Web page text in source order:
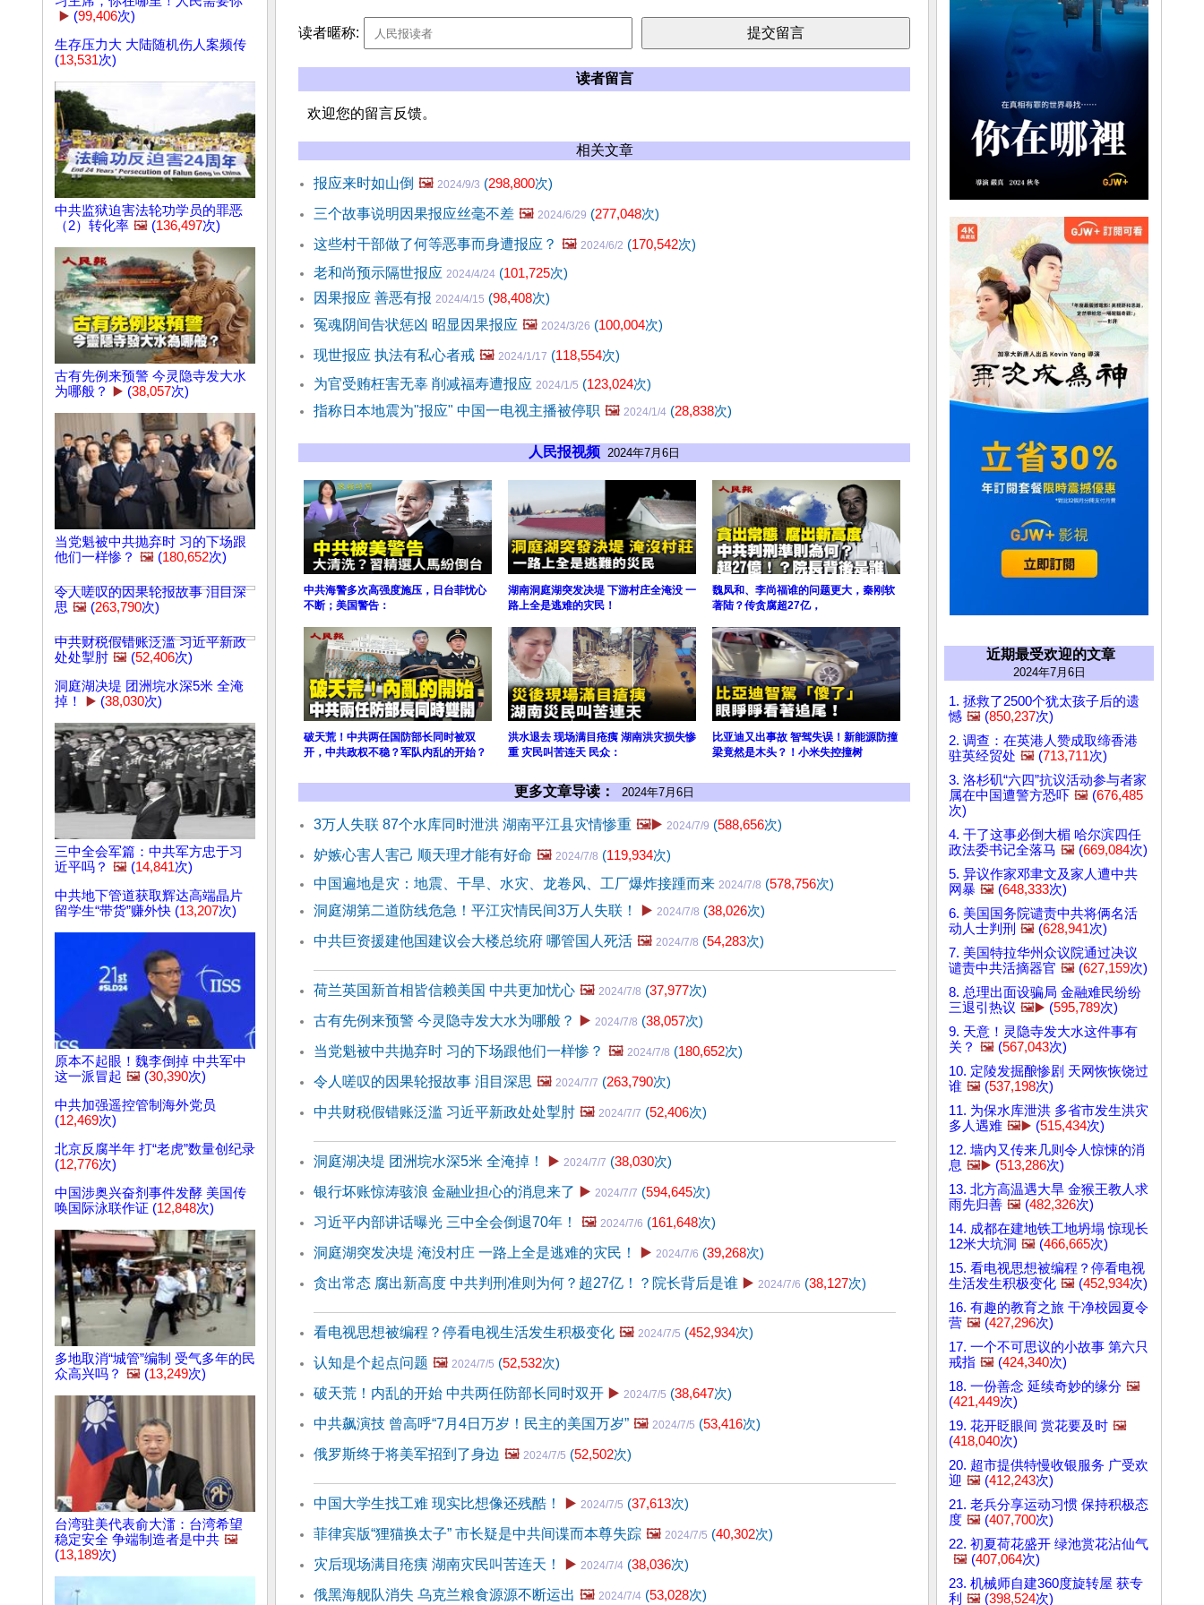
▶️ (99,406次)
生存压力大 大陆随机伤人案频传
(13,531次)
中共监狱迫害法轮功学员的罪恶
（2）转化率 🖼️ (136,497次)
古有先例来预警 今灵隐寺发大水
为哪般？
▶️ (38,057次)
当党魁被中共抛弃时 习的下场跟
他们一样惨？ 🖼️ (180,652次)
令人嗟叹的因果轮报故事 泪目深
思 🖼️ (263,790次)
中共财税假错账泛滥 习近平新政
处处掣肘 🖼️ (52,406次)
洞庭湖决堤 团洲垸水深5米 全淹
掉！
▶️ (38,030次)
三中全会军篇：中共军方忠于习
近平吗？ 🖼️ (14,841次)
中共地下管道获取辉达高端晶片
留学生“带货”赚外快 (13,207次)
原本不起眼！魏李倒掉 中共军中
这一派冒起 🖼️ (30,390次)
中共加强遥控管制海外党员
(12,469次)
北京反腐半年 打“老虎”数量创纪录
(12,776次)
中国涉奥兴奋剂事件发酵 美国传
唤国际泳联作证 (12,848次)
多地取消“城管”编制 受气多年的民
众高兴吗？ 🖼️ (13,249次)
台湾驻美代表俞大㵢：台湾希望
稳定安全 争端制造者是中共 🖼️
(13,189次)
读者暱称:
读者留言
欢迎您的留言反馈。
相关文章
报应来时如山倒 🖼️ 2024/9/3 (298,800次)
三个故事说明因果报应丝毫不差 🖼️ 2024/6/29 (277,048次)
这些村干部做了何等恶事而身遭报应？ 🖼️ 2024/6/2 (170,542次)
老和尚预示隔世报应 2024/4/24 (101,725次)
因果报应 善恶有报 2024/4/15 (98,408次)
冤魂阴间告状惩凶 昭显因果报应 🖼️ 2024/3/26 (100,004次)
现世报应 执法有私心者戒 🖼️ 2024/1/17 (118,554次)
为官受贿枉害无辜 削减福寿遭报应 2024/1/5 (123,024次)
指称日本地震为"报应" 中国一电视主播被停职 🖼️ 2024/1/4 (28,838次)
人民报视频 2024年7月6日
中共海警多次高强度施压，日台菲忧心
不断；美国警告：
湖南洞庭湖突发决堤 下游村庄全淹没 一
路上全是逃难的灾民！
魏凤和、李尚福谁的问题更大，秦刚软
著陆？传贪腐超27亿，
破天荒！中共两任国防部长同时被双
开，中共政权不稳？军队内乱的开始？
洪水退去 现场满目疮痍 湖南洪灾损失惨
重 灾民叫苦连天 民众：
比亚迪又出事故 智驾失误！新能源防撞
梁竟然是木头？！小米失控撞树
更多文章导读： 2024年7月6日
3万人失联 87个水库同时泄洪 湖南平江县灾情惨重 🖼️▶️ 2024/7/9 (588,656次)
妒嫉心害人害己 顺天理才能有好命 🖼️ 2024/7/8 (119,934次)
中国遍地是灾：地震、干旱、水灾、龙卷风、工厂爆炸接踵而来 2024/7/8 (578,756次)
洞庭湖第二道防线危急！平江灾情民间3万人失联！
▶️ 2024/7/8 (38,026次)
中共巨资援建他国建议会大楼总统府 哪管国人死活 🖼️ 2024/7/8 (54,283次)
荷兰英国新首相皆信赖美国 中共更加忧心 🖼️ 2024/7/8 (37,977次)
古有先例来预警 今灵隐寺发大水为哪般？ ▶️ 2024/7/8 (38,057次)
当党魁被中共抛弃时 习的下场跟他们一样惨？ 🖼️ 2024/7/8 (180,652次)
令人嗟叹的因果轮报故事 泪目深思 🖼️ 2024/7/7 (263,790次)
中共财税假错账泛滥 习近平新政处处掣肘 🖼️ 2024/7/7 (52,406次)
洞庭湖决堤 团洲垸水深5米 全淹掉！ ▶️ 2024/7/7 (38,030次)
银行坏账惊涛骇浪 金融业担心的消息来了 ▶️ 2024/7/7 (594,645次)
习近平内部讲话曝光 三中全会倒退70年！
🖼️ 2024/7/6 (161,648次)
洞庭湖突发决堤 淹没村庄 一路上全是逃难的灾民！
▶️ 2024/7/6 (39,268次)
贪出常态 腐出新高度 中共判刑准则为何？超27亿！？院长背后是谁 ▶️ 2024/7/6 (38,127次)
看电视思想被编程？停看电视生活发生积极变化 🖼️ 2024/7/5 (452,934次)
认知是个起点问题 🖼️ 2024/7/5 (52,532次)
破天荒！内乱的开始 中共两任防部长同时双开 ▶️ 2024/7/5 (38,647次)
中共飙演技 曾高呼“7月4日万岁！民主的美国万岁” 🖼️ 2024/7/5 (53,416次)
俄罗斯终于将美军招到了身边 🖼️ 2024/7/5 (52,502次)
中国大学生找工难 现实比想像还残酷！ ▶️ 2024/7/5 (37,613次)
菲律宾版“狸猫换太子” 市长疑是中共间谍而本尊失踪 🖼️ 2024/7/5 (40,302次)
灾后现场满目疮痍 湖南灾民叫苦连天！
▶️ 2024/7/4 (38,036次)
俄黑海舰队消失 乌克兰粮食源源不断运出 🖼️ 2024/7/4 (53,028次)
近期最受欢迎的文章
2024年7月6日
1. 拯救了2500个犹太孩子后的遗
憾 🖼️ (850,237次)
2. 调查：在英港人赞成取缔香港
驻英经贸处 🖼️ (713,711次)
3. 洛杉矶“六四”抗议活动参与者家
属在中国遭警方恐吓 🖼️ (676,485
次)
4. 干了这事必倒大楣 哈尔滨四任
政法委书记全落马 🖼️ (669,084次)
5. 异议作家邓聿文及家人遭中共
网暴 🖼️ (648,333次)
6. 美国国务院谴责中共将俩名活
动人士判刑 🖼️ (628,941次)
7. 美国特拉华州众议院通过决议
谴责中共活摘器官 🖼️ (627,159次)
8. 总理出面设骗局 金融难民纷纷
三退引热议 🖼️▶️ (595,789次)
9. 天意！灵隐寺发大水这件事有
关？ 🖼️ (567,043次)
10. 定陵发掘酿惨剧 天网恢恢饶过
谁 🖼️ (537,198次)
11. 为保水库泄洪 多省市发生洪灾
多人遇难 🖼️▶️ (515,434次)
12. 墙内又传来几则令人惊悚的消
息 🖼️▶️ (513,286次)
13. 北方高温遇大旱 金猴王教人求
雨先归善 🖼️ (482,326次)
14. 成都在建地铁工地坍塌 惊现长
12米大坑洞 🖼️ (466,665次)
15. 看电视思想被编程？停看电视
生活发生积极变化 🖼️ (452,934次)
16. 有趣的教育之旅 干净校园夏令
营 🖼️ (427,296次)
17. 一个不可思议的小故事 第六只
戒指 🖼️ (424,340次)
18. 一份善念 延续奇妙的缘分 🖼️
(421,449次)
19. 花开眨眼间 赏花要及时 🖼️
(418,040次)
20. 超市提供特慢收银服务 广受欢
迎 🖼️ (412,243次)
21. 老兵分享运动习惯 保持积极态
度 🖼️ (407,700次)
22. 初夏荷花盛开 绿池赏花沾仙气
🖼️ (407,064次)
23. 机械师自建360度旋转屋 获专
利 🖼️ (398,524次)